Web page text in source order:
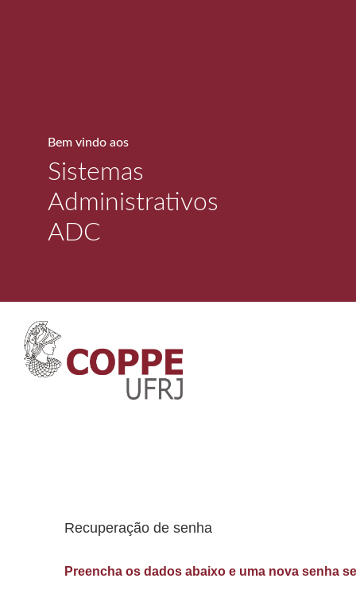
Bem vindo aos
Sistemas
Administrativos
ADC
Recuperação de senha
Preencha os dados abaixo e uma nova senha